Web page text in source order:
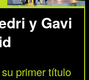
y Gavi
primer título